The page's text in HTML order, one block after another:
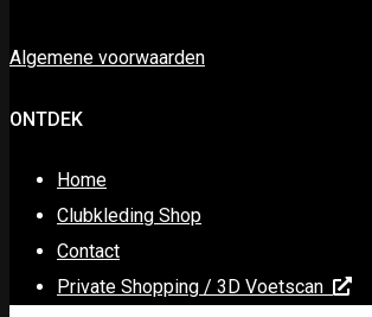
Algemene voorwaarden
ONTDEK
Home
Clubkleding Shop
Contact
Private Shopping / 3D Voetscan